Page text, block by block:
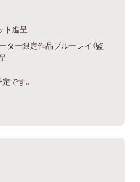
ト進呈
ター限定作品ブルーレイ（監
です。